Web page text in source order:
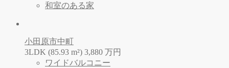
和室のある家
小田原市中町
3LDK (85.93 m²) 3,880 万円
ワイドバルコニー